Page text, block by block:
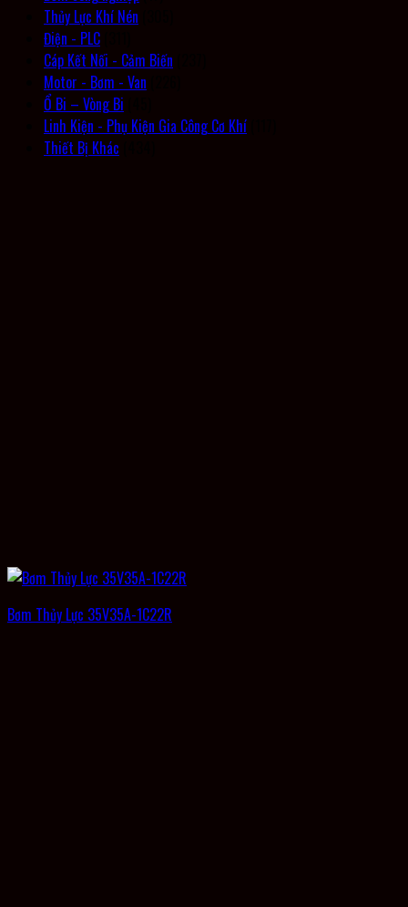
Thủy Lực Khí Nén
Điện - PLC
Cáp Kết Nối - Cảm Biến
Motor - Bơm - Van
Ổ Bi – Vòng Bi
Linh Kiện - Phụ Kiện Gia Công Cơ Khí
Thiết Bị Khác
Bơm Thủy Lực 35V35A-1C22R